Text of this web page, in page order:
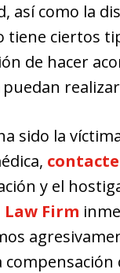
así como la
tiene ciertos
de hacer
puedan
sido la
contacte
y el
Firm
compensación